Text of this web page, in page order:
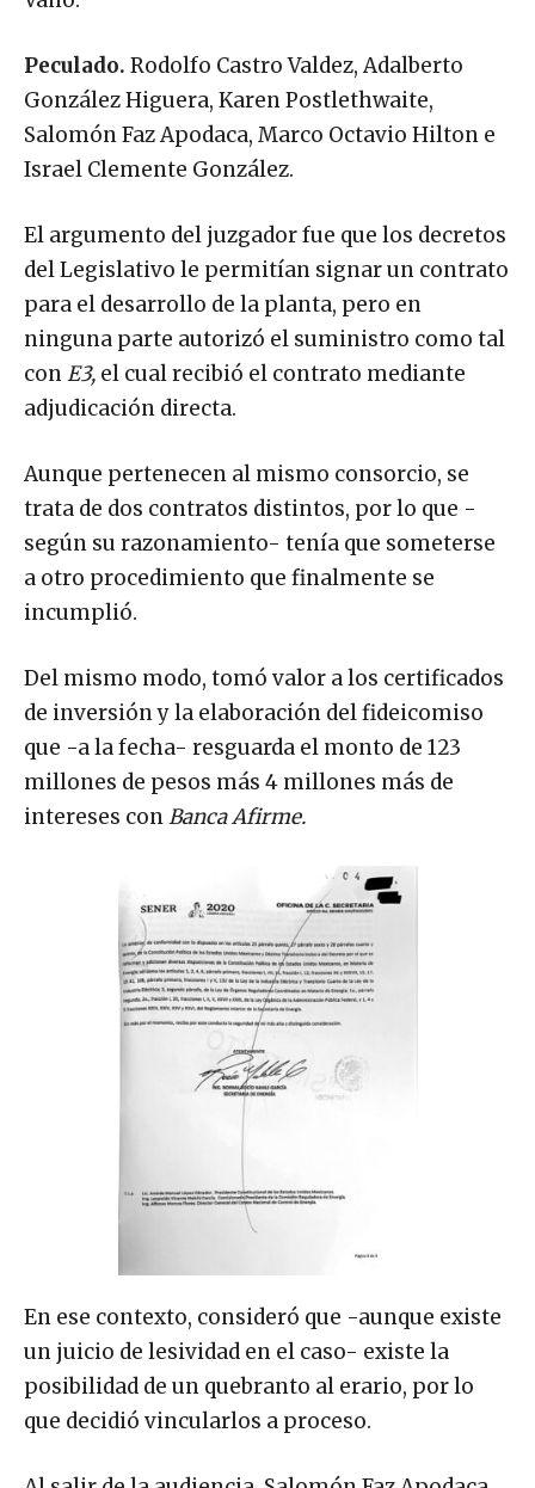
Peculado. Rodolfo Castro Valdez, Adalberto
González Higuera, Karen Postlethwaite,
Salomón Faz Apodaca, Marco Octavio Hilton e
Israel Clemente González.
El argumento del juzgador fue que los decretos
del Legislativo le permitían signar un contrato
para el desarrollo de la planta, pero en
ninguna parte autorizó el suministro como tal
conE3, el cual recibió el contrato mediante
adjudicación directa.
Aunque pertenecen al mismo consorcio, se
trata de dos contratos distintos, por lo que -
según su razonamiento- tenía que someterse
a otro procedimiento que finalmente se
incumplió.
Del mismo modo, tomó valor a los certificados
de inversión y la elaboración del fideicomiso
que -a la fecha- resguarda el monto de 123
millones de pesos más 4 millones más de
intereses conBanca Afirme.
En ese contexto, consideró que -aunque existe
un juicio de lesividad en el caso- existe la
posibilidad de un quebranto al erario, por lo
que decidió vincularlos a proceso.